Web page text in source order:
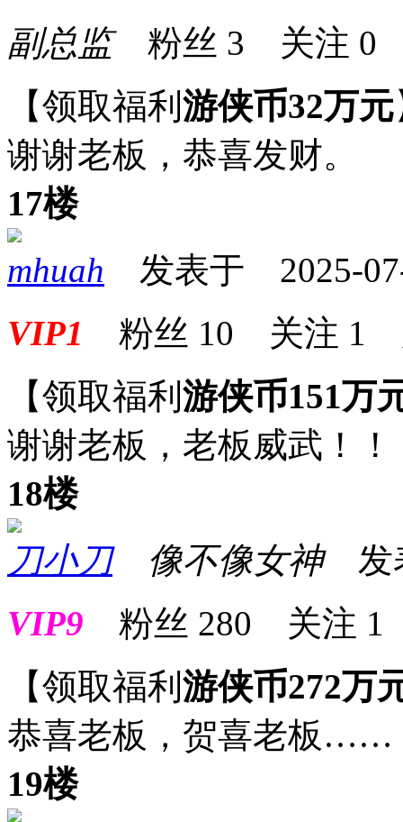
副总监粉丝 3 关注 0
【领取福利 游侠币32万元
谢谢老板，恭喜发财。
17楼
mhuah 发表于 2025-
VIP1 粉丝 10 关注 1
【领取福利 游侠币151万
谢谢老板，老板威武！！
18楼
刀小刀
像不像女神发
VIP9 粉丝 280 关注 1
【领取福利 游侠币272万
恭喜老板，贺喜老板……
19楼